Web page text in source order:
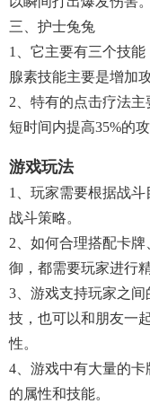
三、护士兔兔
1、它主要有三个技
腺素技能主要是增加攻
2、特有的点击疗法
短时间内提高35%的攻
游戏玩法
1、玩家需要根据战
战斗策略。
2、如何合理搭配卡
御，都需要玩家进行
3、游戏支持玩家之
技，也可以和朋友一
性。
4、游戏中有大量的
的属性和技能。